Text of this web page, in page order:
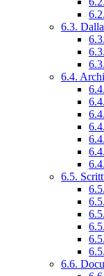
6.3.
6.4.
6.5.
6.6.